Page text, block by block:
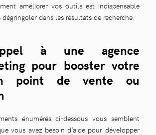
améliorer vos outils est indispensable
dans les résultats de recherche.
à une agence
pour booster votre
point de vente ou
énumérés ci-dessous vous semblent
vous avez besoin d’aide pour développer